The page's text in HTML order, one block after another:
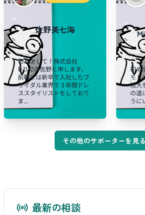
佐野美七海
初めまして！株式会社
UZUZの佐野と申します。
前職では新卒で入社したブ
ライダル業界で３年間ドレ
ススタイリストをしており
ま...
初め
モト
短大
の道
うに
その他のサポーターを見る
最新の相談